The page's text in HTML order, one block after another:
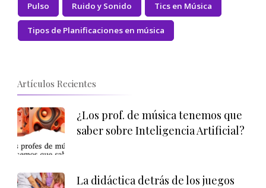
Pulso Ruido y Sonido Tics en Música
Tipos de Planificaciones en música
Artículos Recientes
¿Los prof. de música tenemos que
saber sobre Inteligencia Artificial?
La didáctica detrás de los juegos